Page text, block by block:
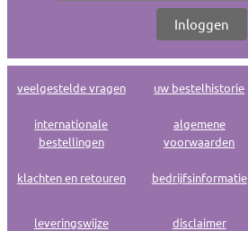
veelgestelde vragen uw bestelhistorie
internationale
bestellingen
algemene
voorwaarden
klachten en retouren bedrijfsinformatie
leveringswijze disclaimer